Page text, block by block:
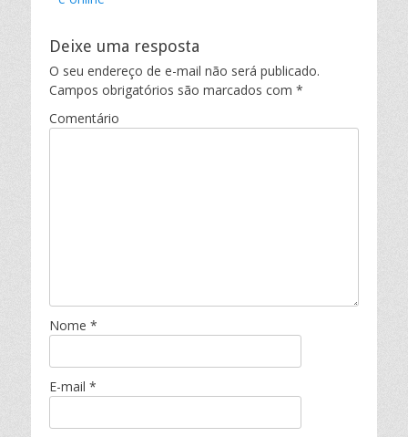
Deixe uma resposta
O seu endereço de e-mail não será publicado.
Campos obrigatórios são marcados com *
Comentário
Nome *
E-mail *